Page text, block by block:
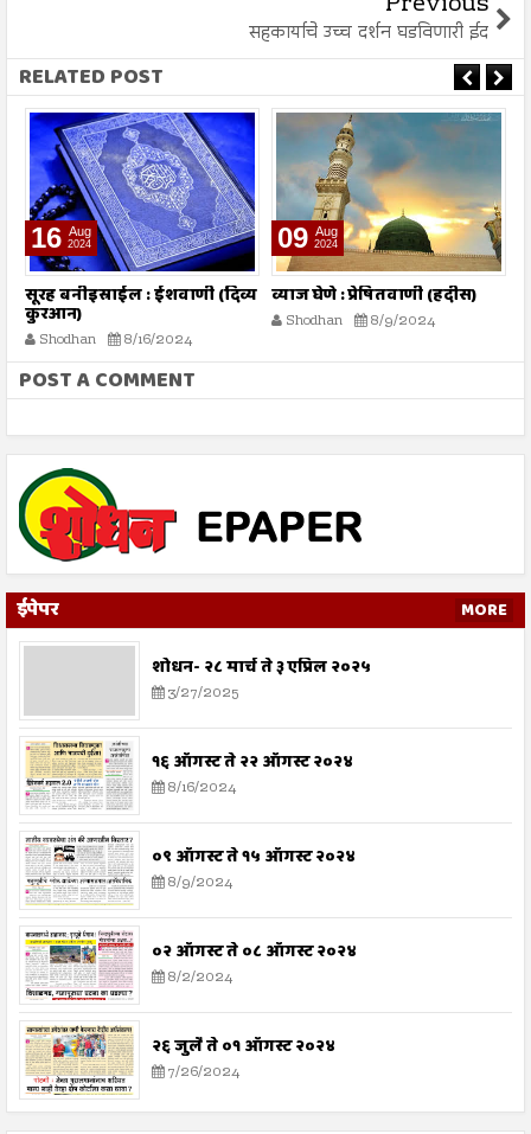
सहकार्याचे उच्च दर्शन घडविणारी ईद
RELATED POST
16 Aug
2024
सूरह बनीइस्राईल : ईशवाणी (दिव्य
कुरआन)
Shodhan 8/16/2024
09 Aug
2024
व्याज घेणे : प्रेषितवाणी (हदीस)
Shodhan 8/9/2024
POST A COMMENT
ईपेपर MORE
शोधन- २८ मार्च ते ३ एप्रिल २०२५
3/27/2025
१६ ऑगस्ट ते २२ ऑगस्ट २०२४
8/16/2024
०९ ऑगस्ट ते १५ ऑगस्ट २०२४
8/9/2024
०२ ऑगस्ट ते ०८ ऑगस्ट २०२४
8/2/2024
२६ जुलै ते ०१ ऑगस्ट २०२४
7/26/2024